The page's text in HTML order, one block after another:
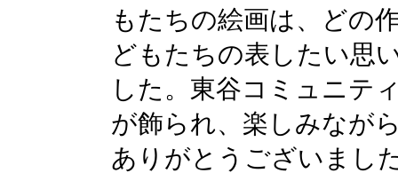
もたちの絵画は、どの
どもたちの表したい思
した。東谷コミュニテ
が飾られ、楽しみなが
ありがとうございまし